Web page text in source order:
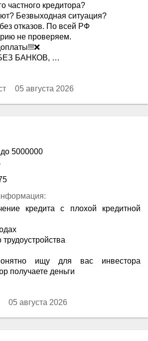
частного кредитора?
Безвыходная ситуация?
отказов. По всей РФ
не проверяем.
БЕЗ БАНКОВ, …
05 августа 2026
5000000
кредита с плохой кредитной
ищу для вас инвестора
получаете деньги
05 августа 2026